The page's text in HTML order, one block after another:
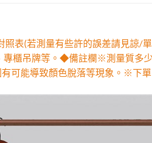
表(若測量有些許的誤差請見諒/
櫃吊牌等。◆備註欄※測量質多
可能導致顏色脫落等現象。※下